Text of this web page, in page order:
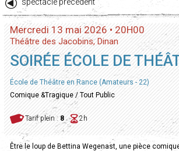
Mercredi 13 mai 2026 • 20H00
Théâtre des Jacobins, Dinan
SOIRÉE ÉCOLE DE
École de Théâtre en Rance (Amateurs - 22)
Comique &Tragique / Tout Public
Tarif plein :8 2h
Être le loup de Bettina Wegenast, une pièce